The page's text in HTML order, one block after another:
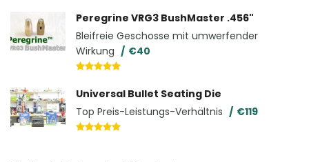
Peregrine VRG3 BushMaster .456"
Bleifreie Geschosse mit umwerfender
Wirkung
€40
Universal Bullet Seating Die
Top Preis-Leistungs-Verhältnis
€119